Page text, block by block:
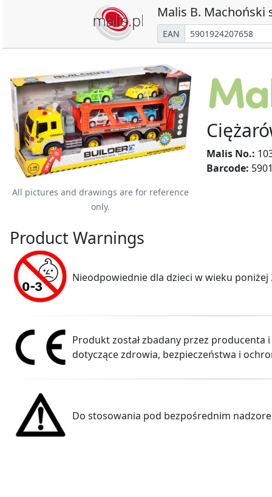
Malis B. Machoński
EAN
All pictures and drawings are for reference
only.
Malis No.:
Barcode:
Product Warnings
Nieodpowiednie dla dzieci w wieku poniżej
Produkt został zbadany przez producenta
dotyczące zdrowia, bezpieczeństwa i
Do stosowania pod bezpośrednim